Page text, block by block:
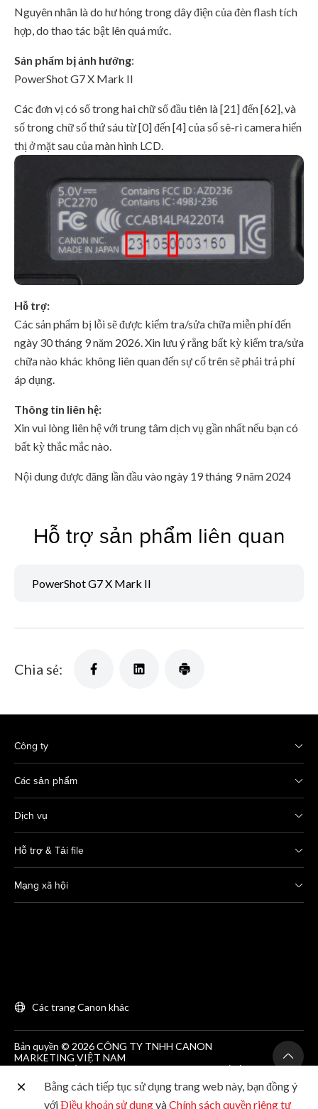
Nguyên nhân là do hư hỏng trong dây điện của đèn flash tích
hợp, do thao tác bật lên quá mức.
Sản phẩm bị ảnh hưởng:
PowerShot G7 X Mark II
Các đơn vị có số trong hai chữ số đầu tiên là [21] đến [62], và
số trong chữ số thứ sáu từ [0] đến [4] của số sê-ri camera hiển
thị ở mặt sau của màn hình LCD.
Hỗ trợ:
Các sản phẩm bị lỗi sẽ được kiểm tra/sửa chữa miễn phí đến
ngày 30 tháng 9 năm 2026. Xin lưu ý rằng bất kỳ kiểm tra/sửa
chữa nào khác không liên quan đến sự cố trên sẽ phải trả phí
áp dụng.
Thông tin liên hệ:
Xin vui lòng liên hệ với trung tâm dịch vụ gần nhất nếu bạn có
bất kỳ thắc mắc nào.
Nội dung được đăng lần đầu vào ngày 19 tháng 9 năm 2024
Hỗ trợ sản phẩm liên quan
PowerShot G7 X Mark II
Chia sẻ:
Công ty
Các sản phẩm
Dịch vụ
Hỗ trợ & Tải file
Mạng xã hội
Các trang Canon khác
Bản quyền © 2026 CÔNG TY TNHH CANON
MARKETING VIỆT NAM
GCNĐKDN số 0311869297, do SKH&DT HCM cấp lần
đầu ngày 25/06/2012
Phòng 203, Tầng 2, Tòa nhà Zen Plaza, 54-56 Nguyễn
Trãi, Quận 1, Thành phố Hồ Chí Minh. Tel: (+84-28)
Bằng cách tiếp tục sử dụng trang web này, bạn đồng ý
vớiĐiều khoản sử dụngvàChính sách quyền riêng tư